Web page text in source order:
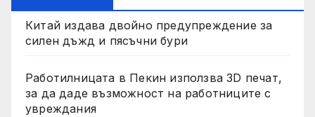
Китай издава двойно предупреждение за
силен дъжд и пясъчни бури
Работилницата в Пекин използва 3D печат,
за да даде възможност на работниците с
увреждания